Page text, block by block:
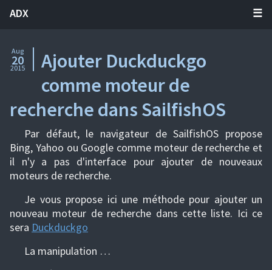
ADX
Aug
20
2015
Ajouter Duckduckgo
comme moteur de
recherche dans SailfishOS
Par défaut, le navigateur de SailfishOS propose
Bing, Yahoo ou Google comme moteur de recherche et
il n'y a pas d'interface pour ajouter de nouveaux
moteurs de recherche.
Je vous propose ici une méthode pour ajouter un
nouveau moteur de recherche dans cette liste. Ici ce
sera Duckduckgo
La manipulation …